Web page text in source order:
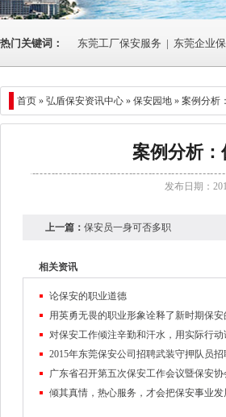
热门关键词： 东莞工厂保安服务 | 东莞企业
首页 » 弘盾保安资讯中心 » 保安园地 » 案例分析
案例分析
发布日期：
上一篇： 保安员一身可否多职
相关资讯
论保安的职业道德
2015年东莞保安公司招聘武装守押队员